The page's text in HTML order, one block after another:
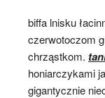
biffa lnisku
czerwotoczom
chrząstkom.
honiarczykami
gigantycznie